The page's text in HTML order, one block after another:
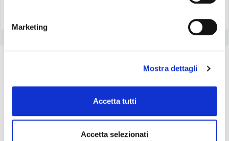
Marketing
Mostra dettagli
Accetta tutti
Accetta selezionati
Innamorato di Mavex?
Lascia una recensione o scopri cosa dicono di noi